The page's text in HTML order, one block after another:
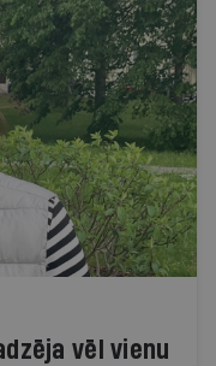
vēl vienu